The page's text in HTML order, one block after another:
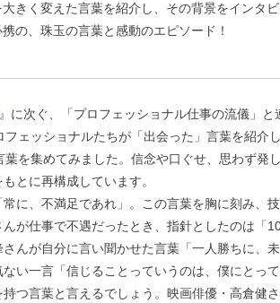
きく変えた言葉を紹介し、その背景をインタ
携の、珠玉の言葉と感動のエピソード！
に次ぐ、「プロフェッショナル仕事の流儀」と
ェッショナルたちが「出会った」言葉を紹介
を集めてみました。信念や口ぐせ、思わず発
とに再構成しています。
に、不満足であれ」。この言葉を胸に刻み、
が仕事で不遇だったとき、指針としたのは「
んが自分に言い聞かせた言葉「一人勝ちに、未
い一言「信じることっていうのは、僕にとっ
つ言葉と言えるでしょう。映画俳優・高倉健